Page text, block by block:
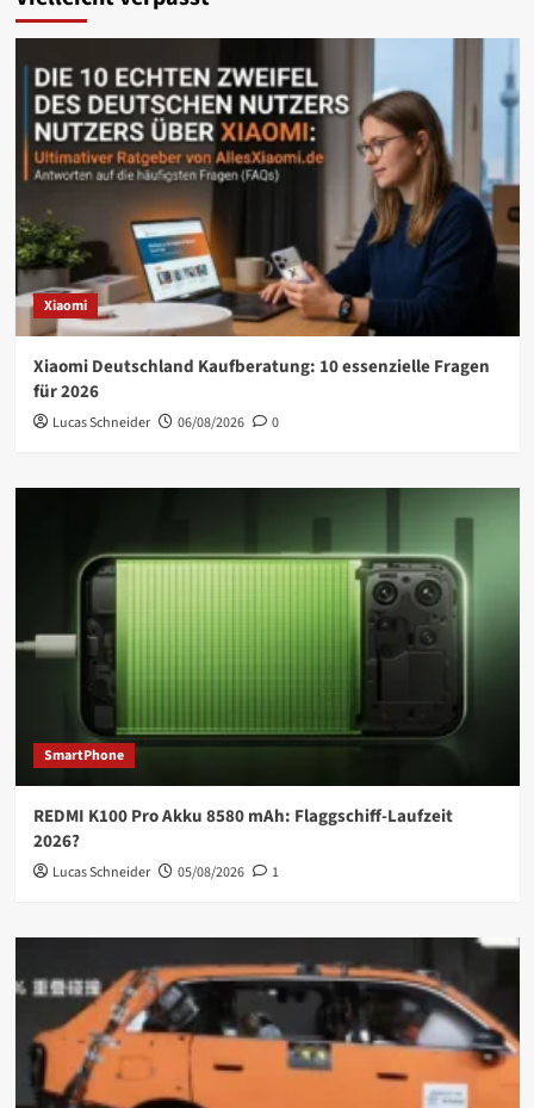
Xiaomi
Xiaomi Deutschland Kaufberatung: 10 essenzielle Fragen
für 2026
Lucas Schneider 06/08/2026 0
SmartPhone
REDMI K100 Pro Akku 8580 mAh: Flaggschiff-Laufzeit
2026?
Lucas Schneider 05/08/2026 1